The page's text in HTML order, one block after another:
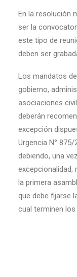
En la resolución
ser la
este tipo de
deben ser
Los mandatos
gobierno,
asociaciones
deberán
excepción
Urgencia N° 875/
debiendo, una
excepcionalidad,
la primera
que debe fijarse
cual terminen